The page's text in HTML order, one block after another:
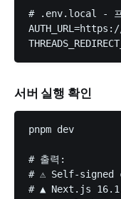
# .env.local - 프
서버 실행 확인
pnpm dev
# 출력:
# ⚠ Self-signed
# ▲ Next.js